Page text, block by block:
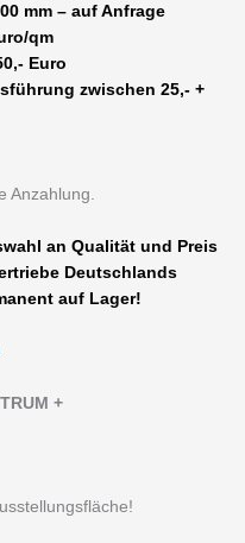
mm – auf Anfrage
qm
Euro
zwischen 25,- +
Anzahlung.
an Qualität und Preis
Deutschlands
auf Lager!
+